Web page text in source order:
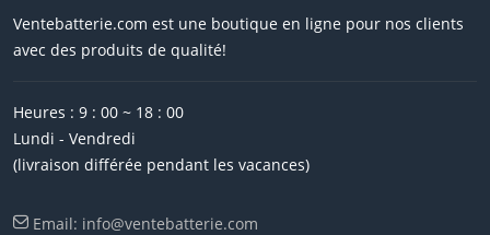
Ventebatterie.com est une boutique en ligne pour nos clients
avec des produits de qualité!
Heures : 9 : 00 ~ 18 : 00
Lundi - Vendredi
(livraison différée pendant les vacances)
Email: info@ventebatterie.com